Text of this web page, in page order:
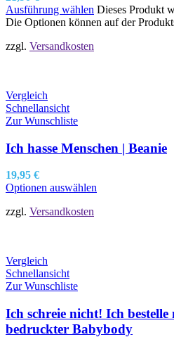
Ausführung wählen Dieses Produkt
Die Optionen können auf der
zzgl. Versandkosten
Vergleich
Schnellansicht
Zur Wunschliste
Ich hasse Menschen | Beanie
19,95 €
Optionen auswählen
zzgl. Versandkosten
Vergleich
Schnellansicht
Zur Wunschliste
Ich schreie nicht! Ich bestelle
bedruckter Babybody